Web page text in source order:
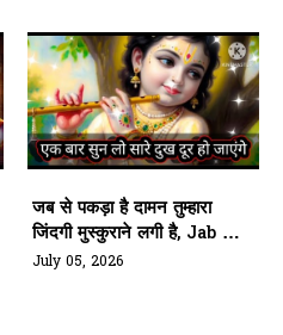
जब से पकड़ा है दामन तुम्हारा
जिंदगी मुस्कुराने लगी है, Jab Se
Pakda Hai Daman
July 05, 2026